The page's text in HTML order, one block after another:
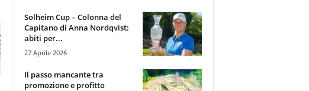
Solheim Cup – Colonna del
Capitano di Anna Nordqvist:
abiti per...
27 Aprile 2026
Il passo mancante tra
promozione e profitto